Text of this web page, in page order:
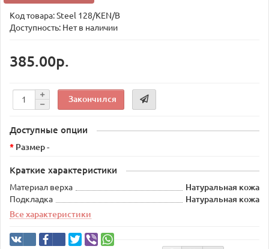
Код товара:Steel 128/KEN/B
Доступность: Нет в наличии
385.00р.
Закончился
Доступные опции
Размер -
Краткие характеристики
Материал верха
Натуральная кожа
Подкладка
Натуральная кожа
Все характеристики